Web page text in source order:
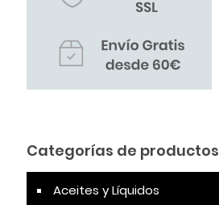
Categorías de productos
Aceites y Líquidos